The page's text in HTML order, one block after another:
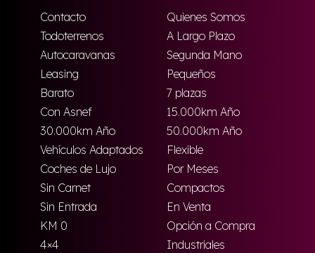
Contacto
Quienes Somos
Todoterrenos
A Largo Plazo
Autocaravanas
Segunda Mano
Leasing
Pequeños
Barato
7 plazas
Con Asnef
15.000km Año
30.000km Año
50.000km Año
Vehículos Adaptados
Flexible
Coches de Lujo
Por Meses
Sin Carnet
Compactos
Sin Entrada
En Venta
KM 0
Opción a Compra
4×4
Industriales